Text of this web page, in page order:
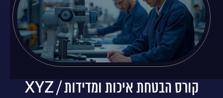
קורס הבטחת איכות ומדידות XYZ /